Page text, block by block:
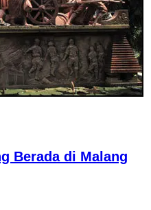
Berada di Malang